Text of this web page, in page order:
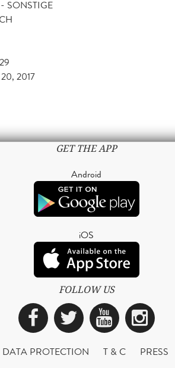
SONSTIGE
2017
GET THE APP
Android
iOS
FOLLOW US
Facebook
Twitter
DATA PROTECTION T & C
PRESS